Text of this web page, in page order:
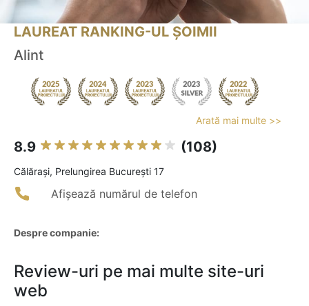
LAUREAT RANKING-UL ȘOIMII
Alint
Arată mai multe >>
8.9 (108)
Călăraşi, Prelungirea București 17
Afișează numărul de telefon
Despre companie:
Review-uri pe mai multe site-uri
web